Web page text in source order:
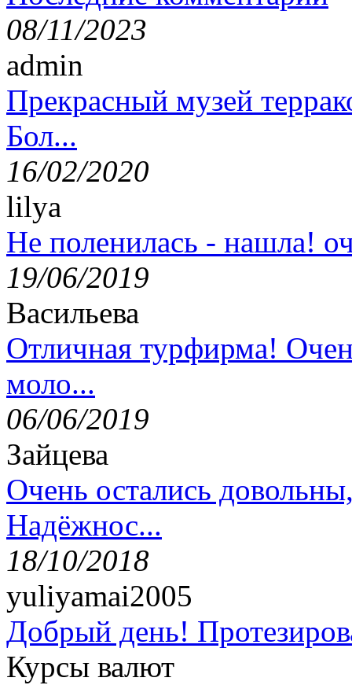
08/11/2023
admin
Прекрасный музей
Бол...
16/02/2020
lilya
Не поленилась - нашла!
19/06/2019
Васильева
Отличная турфирма!
моло...
06/06/2019
Зайцева
Очень остались
Надёжнос...
18/10/2018
yuliyamai2005
Добрый день!
Курсы валют